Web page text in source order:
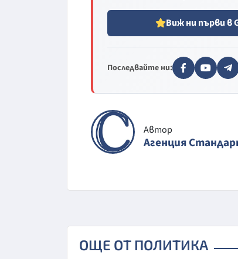
Виж ни първи в
Последвайте ни:
Автор
Агенция
ОЩЕ ОТ ПОЛИТИКА